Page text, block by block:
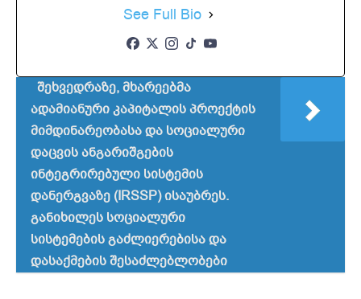
See Full Bio
შეხვედრაზე, მხარეებმა
ადამიანური კაპიტალის პროექტის
მიმდინარეობასა და სოციალური
დაცვის ანგარიშგების
ინტეგრირებული სისტემის
დანერგვაზე (IRSSP) ისაუბრეს.
განიხილეს სოციალური
სისტემების გაძლიერებისა და
დასაქმების შესაძლებლობები